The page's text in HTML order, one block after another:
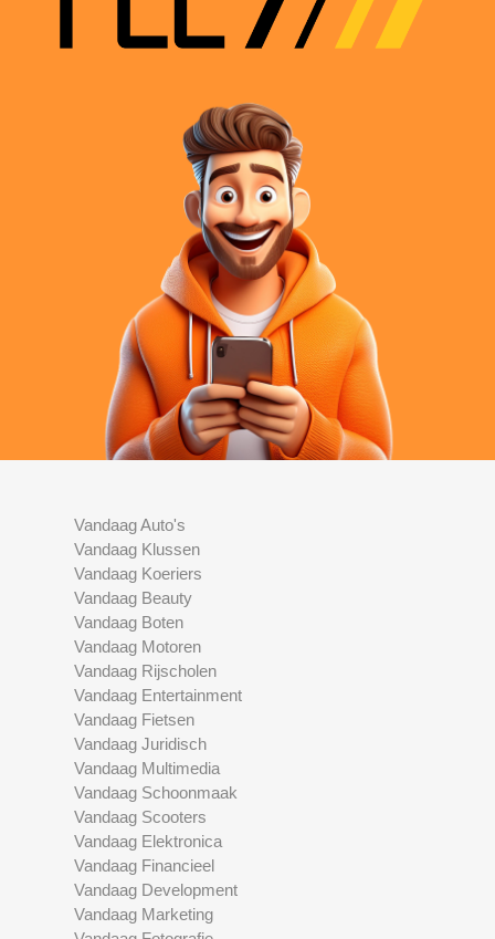
Vandaag Auto's
Vandaag Klussen
Vandaag Koeriers
Vandaag Beauty
Vandaag Boten
Vandaag Motoren
Vandaag Rijscholen
Vandaag Entertainment
Vandaag Fietsen
Vandaag Juridisch
Vandaag Multimedia
Vandaag Schoonmaak
Vandaag Scooters
Vandaag Elektronica
Vandaag Financieel
Vandaag Development
Vandaag Marketing